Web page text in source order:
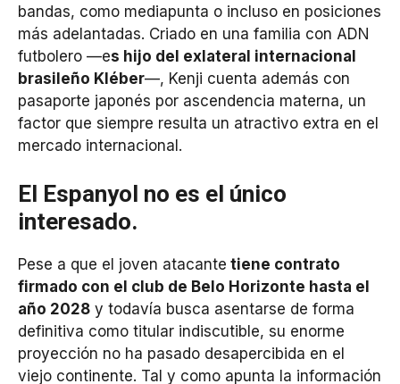
bandas, como mediapunta o incluso en posiciones
más adelantadas. Criado en una familia con ADN
futbolero —es hijo del exlateral internacional
brasileño Kléber—, Kenji cuenta además con
pasaporte japonés por ascendencia materna, un
factor que siempre resulta un atractivo extra en el
mercado internacional.
El Espanyol no es el único
interesado.
Pese a que el joven atacante tiene contrato
firmado con el club de Belo Horizonte hasta el
año 2028 y todavía busca asentarse de forma
definitiva como titular indiscutible, su enorme
proyección no ha pasado desapercibida en el
viejo continente. Tal y como apunta la información